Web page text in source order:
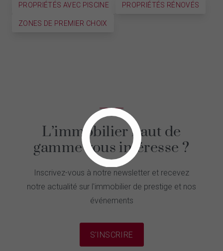
PROPRIÉTÉS AVEC PISCINE PROPRIÉTÉS RÉNOVÉS
ZONES DE PREMIER CHOIX
L’immobilier haut de
gamme vous intéresse ?
Inscrivez-vous à notre newsletter et recevez
notre actualité sur l'immobilier de prestige et nos
événements
S'INSCRIRE